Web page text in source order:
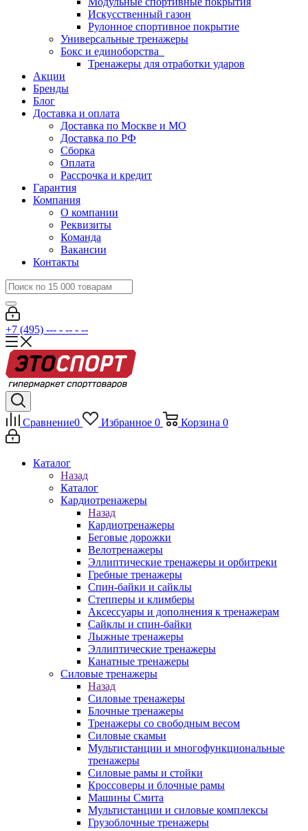
Искусственный газон
Рулонное спортивное покрытие
Универсальные тренажеры
Бокс и единоборства
Тренажеры для отработки ударов
Акции
Бренды
Блог
Доставка и оплата
Доставка по Москве и МО
Доставка по РФ
Сборка
Оплата
Рассрочка и кредит
Гарантия
Компания
О компании
Реквизиты
Команда
Вакансии
Контакты
+7 (495) --- - -- - --
Сравнение0 Избранное 0 Корзина 0
Каталог
Назад
Каталог
Кардиотренажеры
Назад
Кардиотренажеры
Беговые дорожки
Велотренажеры
Эллиптические тренажеры и орбитреки
Гребные тренажеры
Спин-байки и сайклы
Степперы и климберы
Аксессуары и дополнения к тренажерам
Сайклы и спин-байки
Лыжные тренажеры
Эллиптические тренажеры
Канатные тренажеры
Силовые тренажеры
Назад
Силовые тренажеры
Блочные тренажеры
Тренажеры со свободным весом
Силовые скамьи
Мультистанции и многофункциональные
тренажеры
Силовые рамы и стойки
Кроссоверы и блочные рамы
Машины Смита
Мультистанции и силовые комплексы
Грузоблочные тренажеры